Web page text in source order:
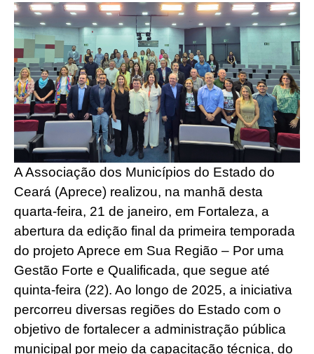
A Associação dos Municípios do Estado do
Ceará (Aprece) realizou, na manhã desta
quarta-feira, 21 de janeiro, em Fortaleza, a
abertura da edição final da primeira temporada
do projeto Aprece em Sua Região – Por uma
Gestão Forte e Qualificada, que segue até
quinta-feira (22). Ao longo de 2025, a iniciativa
percorreu diversas regiões do Estado com o
objetivo de fortalecer a administração pública
municipal por meio da capacitação técnica, do